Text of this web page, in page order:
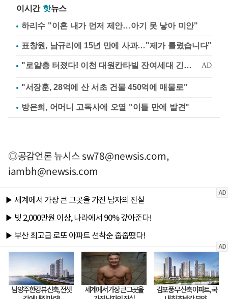
이시간 핫뉴스
하리수 "이혼 내가 먼저 제안…아기 못 낳아 미안"
표창원, 남규리에 15년 만에 사과…"제가 틀렸습니다"
"서장훈, 28억에 산 서초 건물 450억에 매물로"
방은희, 어머니 고독사에 오열 "이틀 만에 발견"
◎공감언론 뉴시스sw78@newsis.com,
iambh@newsis.com